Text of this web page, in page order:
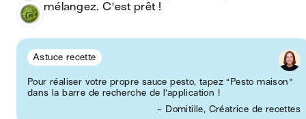
mélangez. C'est prêt !
Astuce recette
Pour réaliser votre propre sauce pesto, tapez “Pesto maison"
dans la barre de recherche de l’application !
- Domitille, Créatrice de recettes